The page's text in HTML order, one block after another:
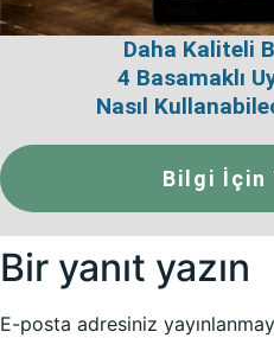
Daha Kaliteli
4 Basamaklı
Nasıl
Bilgi İçin
Bir yanıt yazın
E-posta adresiniz